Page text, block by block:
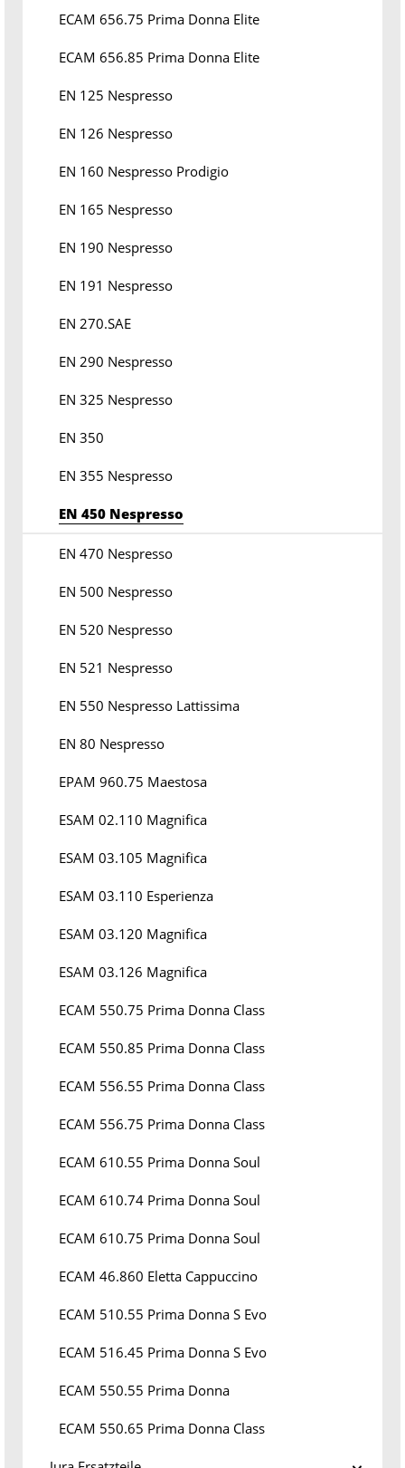
ECAM 656.75 Prima Donna Elite
ECAM 656.85 Prima Donna Elite
EN 125 Nespresso
EN 126 Nespresso
EN 160 Nespresso Prodigio
EN 165 Nespresso
EN 190 Nespresso
EN 191 Nespresso
EN 270.SAE
EN 290 Nespresso
EN 325 Nespresso
EN 350
EN 355 Nespresso
EN 450 Nespresso
EN 470 Nespresso
EN 500 Nespresso
EN 520 Nespresso
EN 521 Nespresso
EN 550 Nespresso Lattissima
EN 80 Nespresso
EPAM 960.75 Maestosa
ESAM 02.110 Magnifica
ESAM 03.105 Magnifica
ESAM 03.110 Esperienza
ESAM 03.120 Magnifica
ESAM 03.126 Magnifica
ECAM 550.75 Prima Donna Class
ECAM 550.85 Prima Donna Class
ECAM 556.55 Prima Donna Class
ECAM 556.75 Prima Donna Class
ECAM 610.55 Prima Donna Soul
ECAM 610.74 Prima Donna Soul
ECAM 610.75 Prima Donna Soul
ECAM 46.860 Eletta Cappuccino
ECAM 510.55 Prima Donna S Evo
ECAM 516.45 Prima Donna S Evo
ECAM 550.55 Prima Donna
ECAM 550.65 Prima Donna Class